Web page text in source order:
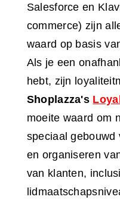
Salesforce en
commerce) zijn
waard op basis
Als je een
hebt, zijn
Shoplazza's
moeite waard om
speciaal gebouwd
en organiseren
van klanten,